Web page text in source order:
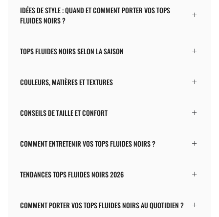
IDÉES DE STYLE : QUAND ET COMMENT PORTER VOS TOPS
FLUIDES NOIRS ?
TOPS FLUIDES NOIRS SELON LA SAISON
COULEURS, MATIÈRES ET TEXTURES
CONSEILS DE TAILLE ET CONFORT
COMMENT ENTRETENIR VOS TOPS FLUIDES NOIRS ?
TENDANCES TOPS FLUIDES NOIRS 2026
COMMENT PORTER VOS TOPS FLUIDES NOIRS AU QUOTIDIEN ?